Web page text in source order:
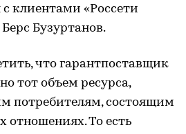
клиентами «Россети
Бузуртанов.
что гарантпоставщик
тот объем ресурса,
потребителям, состоящим
отношениях. То есть